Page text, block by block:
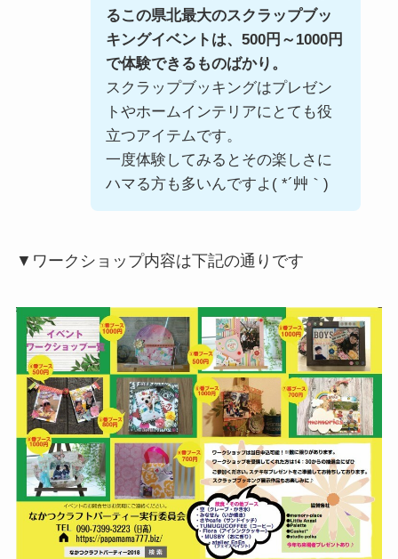
るこの県北最大のスクラップブッ
キングイベントは、500円～1000円
で体験できるものばかり。
スクラップブッキングはプレゼン
トやホームインテリアにとても役
立つアイテムです。
一度体験してみるとその楽しさに
ハマる方も多いんですよ( *´艸｀)
▼ワークショップ内容は下記の通りです